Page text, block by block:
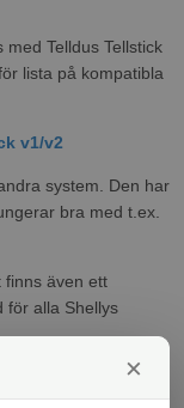
Telldus Tellstick
lista på kompatibla
v1/v2
system. Den har
bra med t.ex.
finns även ett
för alla Shellys
Går även att×